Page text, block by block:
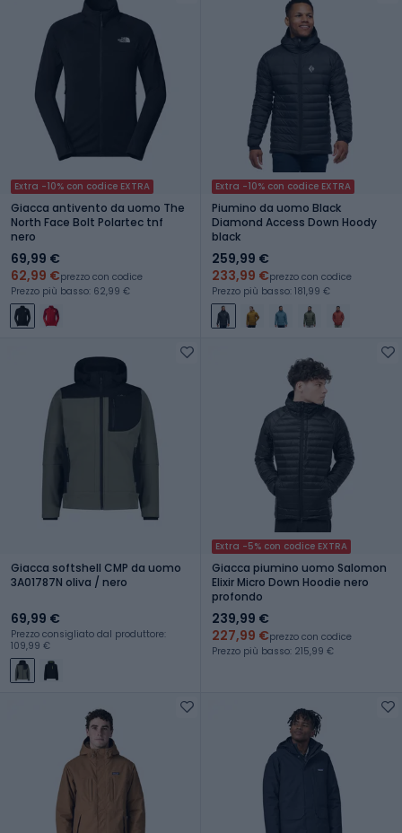
Extra -10% con codice EXTRA
Giacca antivento da uomo The
North Face Bolt Polartec tnf
nero
69,99 €
62,99 €prezzo con codice
Prezzo più basso: 62,99 €
Extra -10% con codice EXTRA
Piumino da uomo Black
Diamond Access Down Hoody
black
259,99 €
233,99 €prezzo con codice
Prezzo più basso: 181,99 €
Giacca softshell CMP da uomo
3A01787N oliva / nero
69,99 €
Prezzo consigliato dal produttore:
109,99 €
Extra -5% con codice EXTRA
Giacca piumino uomo Salomon
Elixir Micro Down Hoodie nero
profondo
239,99 €
227,99 €prezzo con codice
Prezzo più basso: 215,99 €